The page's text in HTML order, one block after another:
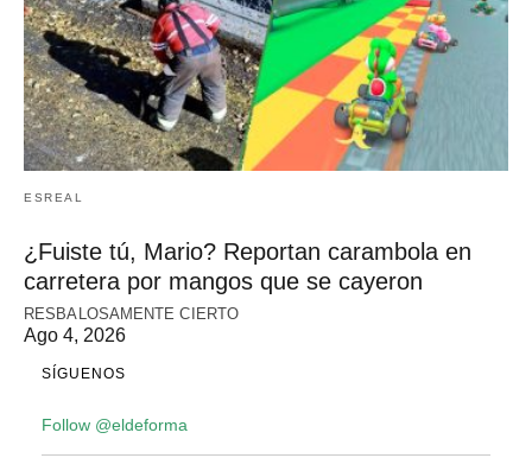
ESREAL
¿Fuiste tú, Mario? Reportan carambola en
carretera por mangos que se cayeron
RESBALOSAMENTE CIERTO
Ago 4, 2026
SÍGUENOS
Follow @eldeforma